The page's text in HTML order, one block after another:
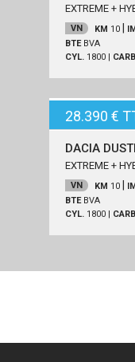
EXTREME +
VN KM 10
BTE BVA
CYL. 1800|
28.390 €
DACIA
EXTREME +
VN KM 10
BTE BVA
CYL. 1800|